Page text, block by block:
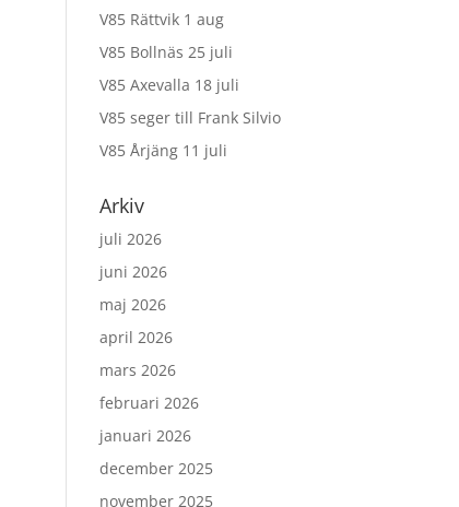
V85 Rättvik 1 aug
V85 Bollnäs 25 juli
V85 Axevalla 18 juli
V85 seger till Frank Silvio
V85 Årjäng 11 juli
Arkiv
juli 2026
juni 2026
maj 2026
april 2026
mars 2026
februari 2026
januari 2026
december 2025
november 2025